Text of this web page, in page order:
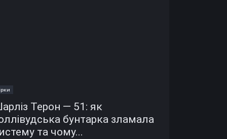
Терон — 51: як
бунтарка зламала
та чому...